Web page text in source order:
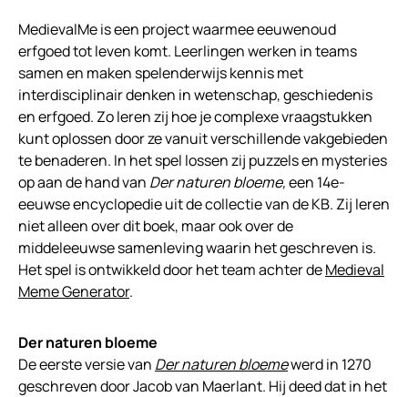
MedievalMe is een project waarmee eeuwenoud
erfgoed tot leven komt. Leerlingen werken in teams
samen en maken spelenderwijs kennis met
interdisciplinair denken in wetenschap, geschiedenis
en erfgoed. Zo leren zij hoe je complexe vraagstukken
kunt oplossen door ze vanuit verschillende vakgebieden
te benaderen. In het spel lossen zij puzzels en mysteries
op aan de hand van Der naturen bloeme,een 14e-
eeuwse encyclopedie uit de collectie van de KB. Zij leren
niet alleen over dit boek, maar ook over de
middeleeuwse samenleving waarin het geschreven is.
Het spel is ontwikkeld door het team achter deMedieval
Meme Generator.
Der naturen bloeme
De eerste versie van Der naturen bloemewerd in 1270
geschreven door Jacob van Maerlant. Hij deed dat in het